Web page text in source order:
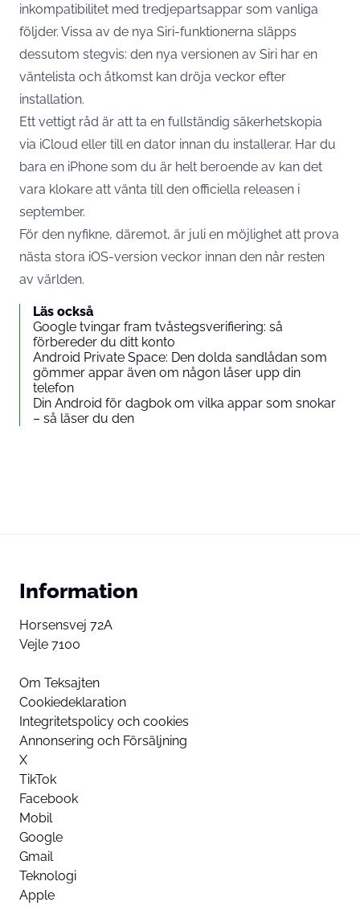
inkompatibilitet med tredjepartsappar som vanliga
följder. Vissa av de nya Siri-funktionerna släpps
dessutom stegvis: den nya versionen av Siri har en
väntelista och åtkomst kan dröja veckor efter
installation.
Ett vettigt råd är att ta en fullständig säkerhetskopia
via iCloud eller till en dator innan du installerar. Har du
bara en iPhone som du är helt beroende av kan det
vara klokare att vänta till den officiella releasen i
september.
För den nyfikne, däremot, är juli en möjlighet att prova
nästa stora iOS-version veckor innan den når resten
av världen.
Läs också
Google tvingar fram tvåstegsverifiering: så
förbereder du ditt konto
Android Private Space: Den dolda sandlådan som
gömmer appar även om någon låser upp din
telefon
Din Android för dagbok om vilka appar som snokar
– så läser du den
Information
Horsensvej 72A
Vejle 7100
Om Teksajten
Cookiedeklaration
Integritetspolicy och cookies
Annonsering och Försäljning
X
TikTok
Facebook
Mobil
Google
Gmail
Teknologi
Apple